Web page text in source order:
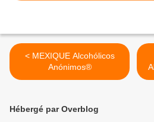
< MEXIQUE Alcohólicos
Anónimos®
Hébergé par Overblog